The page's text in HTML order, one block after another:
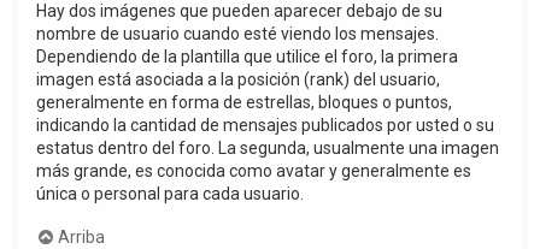
Hay dos imágenes que pueden aparecer debajo de su
nombre de usuario cuando esté viendo los mensajes.
Dependiendo de la plantilla que utilice el foro, la primera
imagen está asociada a la posición (rank) del usuario,
generalmente en forma de estrellas, bloques o puntos,
indicando la cantidad de mensajes publicados por usted o su
estatus dentro del foro. La segunda, usualmente una imagen
más grande, es conocida como avatar y generalmente es
única o personal para cada usuario.
Arriba